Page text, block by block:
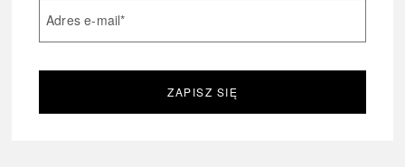
Adres e-mail*
ZAPISZ SIĘ